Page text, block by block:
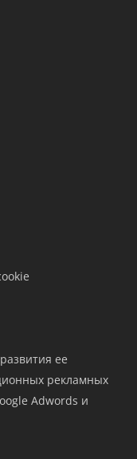
ее
рекламных
Adwords и